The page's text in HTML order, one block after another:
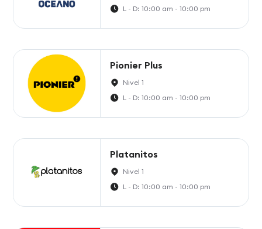
L - D: 10:00 am - 10:00 pm
Pionier Plus
Nivel 1
L - D: 10:00 am - 10:00 pm
Platanitos
Nivel 1
L - D: 10:00 am - 10:00 pm